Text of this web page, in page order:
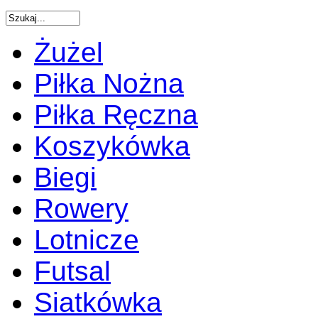
Żużel
Piłka Nożna
Piłka Ręczna
Koszykówka
Biegi
Rowery
Lotnicze
Futsal
Siatkówka